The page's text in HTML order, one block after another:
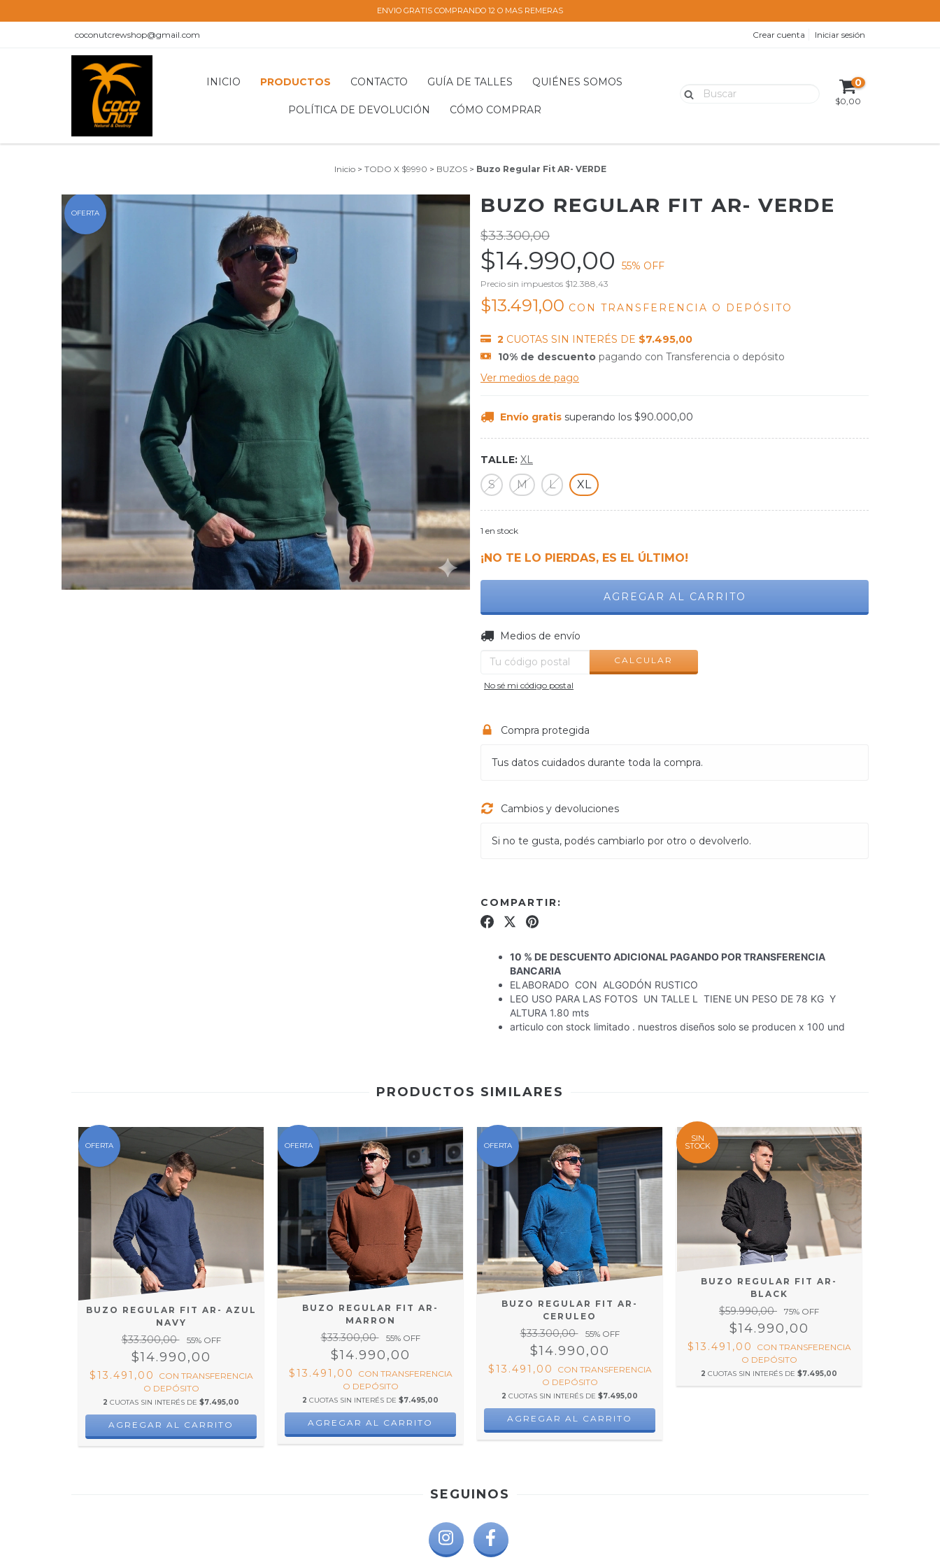
ENVIO GRATIS COMPRANDO 12 O MAS REMERAS
coconutcrewshop@gmail.com Crear cuenta Iniciar sesión
INICIO PRODUCTOS CONTACTO GUÍA DE TALLES QUIÉNES SOMOS
POLÍTICA DE DEVOLUCIÓN CÓMO COMPRAR
0
$0,00
Inicio > TODO X $9990 > BUZOS > Buzo Regular Fit AR- VERDE
OFERTA BUZO REGULAR FIT AR- VERDE
$33.300,00
$14.990,00 55% OFF
Precio sin impuestos $12.388,43
$13.491,00 CON TRANSFERENCIA O DEPÓSITO
2 CUOTAS SIN INTERÉS DE $7.495,00
10% de descuento pagando con Transferencia o depósito
Ver medios de pago
Envío gratis superando los $90.000,00
TALLE: XL
S M L XL
1 en stock
¡NO TE LO PIERDAS, ES EL ÚLTIMO!
Entregas para el CP:
Medios de envío
CALCULAR
No sé mi código postal
Compra protegida
Tus datos cuidados durante toda la compra.
Cambios y devoluciones
Si no te gusta, podés cambiarlo por otro o devolverlo.
COMPARTIR:
10 % DE DESCUENTO ADICIONAL PAGANDO POR TRANSFERENCIA
BANCARIA
ELABORADO CON ALGODÓN RUSTICO
LEO USO PARA LAS FOTOS UN TALLE L TIENE UN PESO DE 78 KG Y
ALTURA 1.80 mts
articulo con stock limitado . nuestros diseños solo se producen x 100 und
PRODUCTOS SIMILARES
OFERTA
BUZO REGULAR FIT AR- AZUL
NAVY
$33.300,00 55% OFF
$14.990,00
$13.491,00 CON TRANSFERENCIA
O DEPÓSITO
2 CUOTAS SIN INTERÉS DE $7.495,00
AGREGAR AL CARRITO
OFERTA
BUZO REGULAR FIT AR-
MARRON
$33.300,00 55% OFF
$14.990,00
$13.491,00 CON TRANSFERENCIA
O DEPÓSITO
2 CUOTAS SIN INTERÉS DE $7.495,00
AGREGAR AL CARRITO
OFERTA
BUZO REGULAR FIT AR-
CERULEO
$33.300,00 55% OFF
$14.990,00
$13.491,00 CON TRANSFERENCIA
O DEPÓSITO
2 CUOTAS SIN INTERÉS DE $7.495,00
AGREGAR AL CARRITO
SIN
STOCK
BUZO REGULAR FIT AR-
BLACK
$59.990,00 75% OFF
$14.990,00
$13.491,00 CON TRANSFERENCIA
O DEPÓSITO
2 CUOTAS SIN INTERÉS DE $7.495,00
SEGUINOS